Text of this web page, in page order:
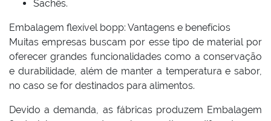
Sachês.
Embalagem flexível bopp: Vantagens e benefícios
Muitas empresas buscam por esse tipo de material por
oferecer grandes funcionalidades como a conservação
e durabilidade, além de manter a temperatura e sabor,
no caso se for destinados para alimentos.
Devido a demanda, as fábricas produzem Embalagem